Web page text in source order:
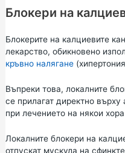
Блокери на
Блокерите на калциевите
лекарство, обикновено
кръвно налягане
Въпреки това, локалните
се прилагат директно
при лечението на някои
Локалните блокери на
отпускат мускула на